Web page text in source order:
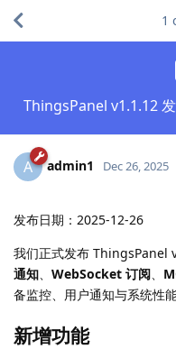
ThingsPanel v1.1.12
1
A admin1 Dec 26, 2025
发布日期：2025-12-26
我们正式发布 ThingsPanel
通知
WebSocket 订阅
备监控、用户通知与系统性
新增功能